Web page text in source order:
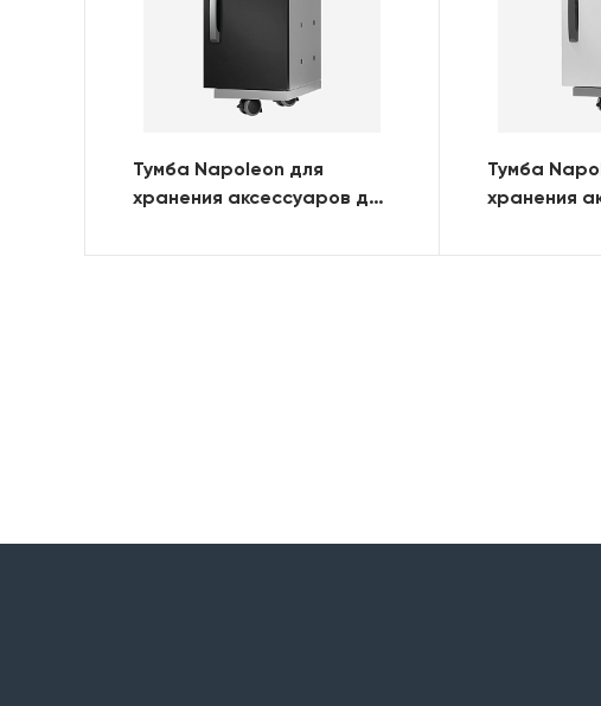
Тумба Napoleon для
хранения аксессуаров для
Тумба
хранения